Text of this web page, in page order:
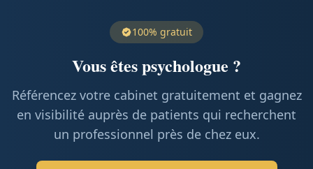
100% gratuit
Vous êtes psychologue ?
Référencez votre cabinet gratuitement et gagnez
en visibilité auprès de patients qui recherchent
un professionnel près de chez eux.